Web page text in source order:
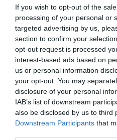
If you wish to opt-out of the
processing of your personal or
targeted advertising by us,
section to confirm your
opt-out request is processed
interest-based ads based on
us or personal information
your opt-out. You may
disclosure of your personal
IAB’s list of downstream
also be disclosed by us to third
Downstream Participants that
kapcsolat minőségét.
értékeli a férfi
pozitív hatással lehet a
Az elismerés nemcsak
vonatkozik, hanem a
gesztusokra is.
Összegzés